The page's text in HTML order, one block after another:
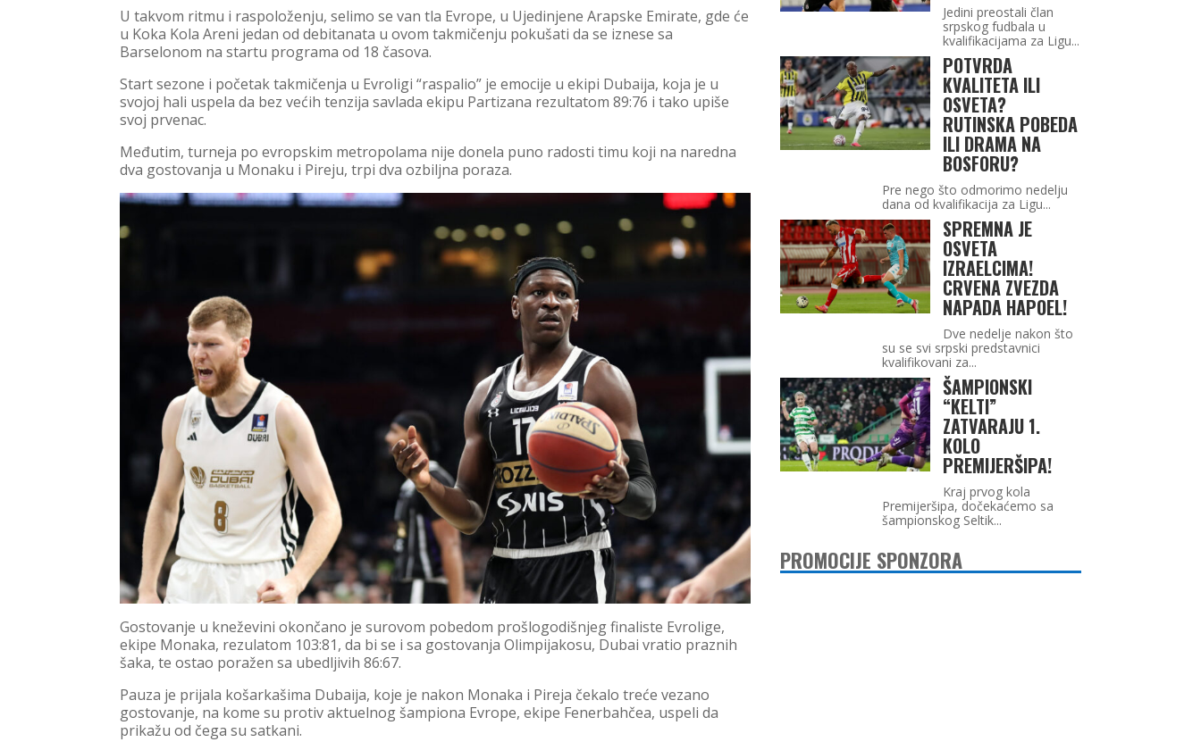
U takvom ritmu i raspoloženju, selimo se van tla Evrope, u Ujedinjene Arapske Emirate, gde će
u Koka Kola Areni jedan od debitanata u ovom takmičenju pokušati da se iznese sa
Barselonom na startu programa od 18 časova.
Start sezone i početak takmičenja u Evroligi “raspalio” je emocije u ekipi Dubaija, koja je u
svojoj hali uspela da bez većih tenzija savlada ekipu Partizana rezultatom 89:76 i tako upiše
svoj prvenac.
Međutim, turneja po evropskim metropolama nije donela puno radosti timu koji na naredna
dva gostovanja u Monaku i Pireju, trpi dva ozbiljna poraza.
Gostovanje u kneževini okončano je surovom pobedom prošlogodišnjeg finaliste Evrolige,
ekipe Monaka, rezulatom 103:81, da bi se i sa gostovanja Olimpijakosu, Dubai vratio praznih
šaka, te ostao poražen sa ubedljivih 86:67.
Pauza je prijala košarkašima Dubaija, koje je nakon Monaka i Pireja čekalo treće vezano
gostovanje, na kome su protiv aktuelnog šampiona Evrope, ekipe Fenerbahčea, uspeli da
prikažu od čega su satkani.
Jedini preostali član
srpskog fudbala u
kvalifikacijama za Ligu...
POTVRDA
KVALITETA ILI
OSVETA?
RUTINSKA POBEDA
ILI DRAMA NA
BOSFORU?
Pre nego što odmorimo nedelju
dana od kvalifikacija za Ligu...
SPREMNA JE
OSVETA
IZRAELCIMA!
CRVENA ZVEZDA
NAPADA HAPOEL!
Dve nedelje nakon što
su se svi srpski predstavnici
kvalifikovani za...
ŠAMPIONSKI
“KELTI”
ZATVARAJU 1.
KOLO
PREMIJERŠIPA!
Kraj prvog kola
Premijeršipa, dočekaćemo sa
šampionskog Seltik...
PROMOCIJE SPONZORA